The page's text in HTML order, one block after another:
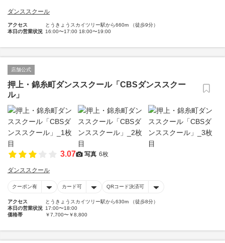
ダンススクール
アクセス
とうきょうスカイツリー駅から660m （徒歩9分）
本日の営業状況 16:00〜17:00 18:00〜19:00
店舗公式
押上・錦糸町ダンススクール「CBSダンススクー
ル」
3.07 写真 6枚
ダンススクール
クーポン有 カード可 QRコード決済可
アクセス
とうきょうスカイツリー駅から630m （徒歩8分）
本日の営業状況 17:00〜18:00
価格帯
￥7,700〜￥8,800